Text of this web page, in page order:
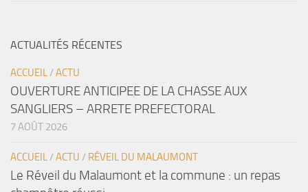
ACTUALITÉS RÉCENTES
ACCUEIL/ACTU
OUVERTURE ANTICIPEE DE LA CHASSE AUX
SANGLIERS – ARRETE PREFECTORAL
7 AOÛT 2026
ACCUEIL/ACTU / RÉVEIL DU MALAUMONT
Le Réveil du Malaumont et la commune : un repas